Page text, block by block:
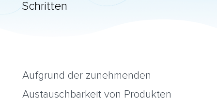
Schritten
Aufgrund der zunehmenden
Austauschbarkeit von Produkten